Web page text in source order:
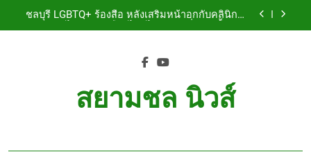
ชลบุรี LGBTQ+ ร้องสื่อ หลังเสริมหน้าอกกับคลินิกชื่อ
ก่อนพบเป็นศพเปลือยยัดกระเป๋า ทิ้งริมทางรถไฟ รวบ
คาสนามบินขณะเตรียมบินกลับประเทศ
ล้าน ปรับ ห้องประชุม–ห้องผู้บริหาร
ชลบุรี นทท.ฟินแลนด์ขี่จยย.หนีตายขึ้นโรงพักพัทยา
สยามชล นิวส์